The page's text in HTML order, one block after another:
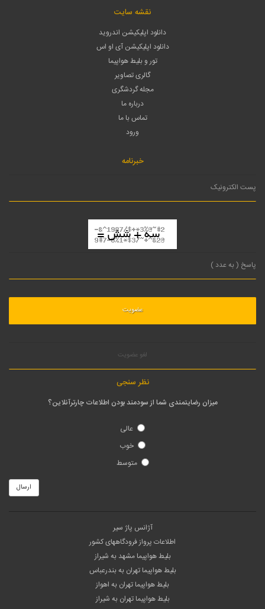
نقشه سایت
دانلود اپلیکیشن اندروید
دانلود اپلیکیشن آی او اس
تور و بلیط هواپیما
گالری تصاویر
مجله گردشگری
درباره ما
تماس با ما
ورود
خبرنامه
لغو عضویت
نظر سنجی
میزان رضایتمندی شما از سودمند بودن اطلاعات چارترآنلاین؟
عالی
خوب
متوسط
ارسال
آژانس پاژ سیر
اطلاعات پرواز فرودگاههای کشور
بلیط هواپیما مشهد به شیراز
بلیط هواپیما تهران به بندرعباس
بلیط هواپیما تهران به اهواز
بلیط هواپیما تهران به شیراز